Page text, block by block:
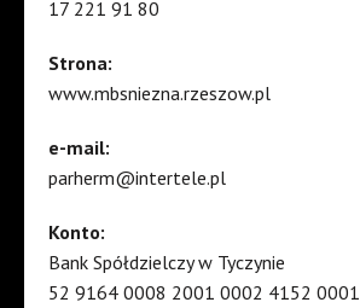
17 221 91 80
Strona:
www.mbsniezna.rzeszow.pl
e-mail:
parherm@intertele.pl
Konto:
Bank Spółdzielczy w Tyczynie
52 9164 0008 2001 0002 4152 0001